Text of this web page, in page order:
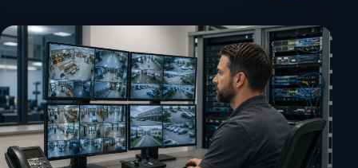
Черкесск
Шахты
Элиста
Ялта